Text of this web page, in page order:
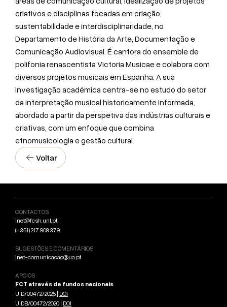
criativos e disciplinas focadas em criação,
sustentabilidade e interdisciplinaridade, no
Departamento de História da Arte, Documentação e
Comunicação Audiovisual. É cantora do ensemble de
polifonia renascentista Victoria Musicae e colabora com
diversos projetos musicais em Espanha. A sua
investigação académica centra-se no estudo do setor
da interpretação musical historicamente informada,
abordado a partir da perspetiva das indústrias culturais e
criativas, com um enfoque que combina
etnomusicologia e gestão cultural.
Voltar
CONTACTOS
inet@fcsh.unl.pt
(+351) 217 908 379
SUGESTÕES E COMENTÁRIOS
inet-comunicacao@ua.pt
APOIOS
FCT através de fundos nacionais
UID/00472/2025 | DOI
UIDB/00472/2020 | DOI